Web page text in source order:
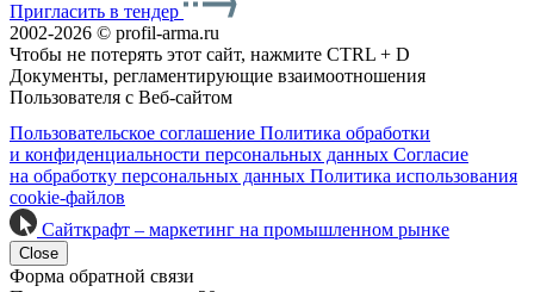
Пригласить в тендер
2002-2026 © profil-arma.ru
Чтобы не потерять этот сайт, нажмите CTRL + D
Документы, регламентирующие взаимоотношения
Пользователя с Веб-сайтом
Пользовательское соглашение Политика обработки
и конфиденциальности персональных данных Согласие
на обработку персональных данных Политика использования
cookie-файлов
Сайткрафт – маркетинг на промышленном рынке
Close
Форма обратной связи